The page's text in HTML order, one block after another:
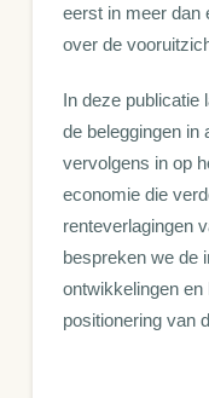
eerst in meer dan
over de
In deze publicatie
de beleggingen in
vervolgens in op
economie die
renteverlagingen
bespreken we de
ontwikkelingen en
positionering van